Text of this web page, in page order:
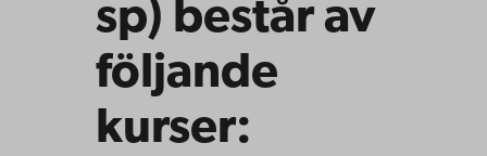
sp) består av
följande
kurser: